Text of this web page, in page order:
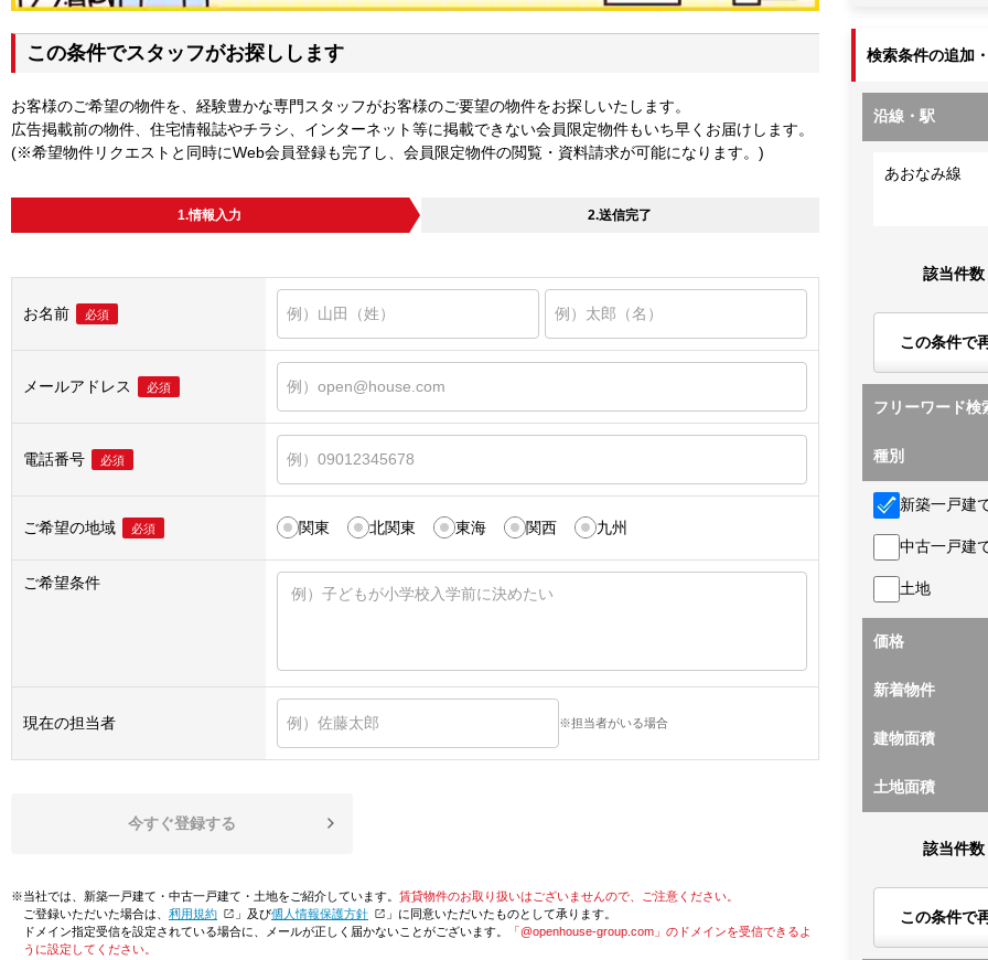
この条件でスタッフがお探しします
お客様のご希望の物件を、経験豊かな専門スタッフがお客様のご要望の物件をお探しいたします。
広告掲載前の物件、住宅情報誌やチラシ、インターネット等に掲載できない会員限定物件もいち早くお届けします。
(※希望物件リクエストと同時にWeb会員登録も完了し、会員限定物件の閲覧・資料請求が可能になります。)
1.情報入力 2.送信完了
お名前 必須
メールアドレス 必須
電話番号 必須
ご希望の地域 必須 関東 北関東 東海 関西 九州
ご希望条件
現在の担当者 ※担当者がいる場合
今すぐ登録する
※当社では、新築一戸建て・中古一戸建て・土地をご紹介しています。 賃貸物件のお取り扱いはございませんので、ご注意ください。
ご登録いただいた場合は、「利用規約 」及び「個人情報保護方針
」に同意いただいたものとして承ります。
ドメイン指定受信を設定されている場合に、メールが正しく届かないことがございます。
「@openhouse-group.com」のドメインを受信できるよ
うに設定してください。
検索条件の追加
沿線・駅
あおなみ線
該当件数
この条件で
フリーワード検
種別
新築一戸建
中古一戸建
土地
価格
新着物件
建物面積
土地面積
該当件数
この条件で